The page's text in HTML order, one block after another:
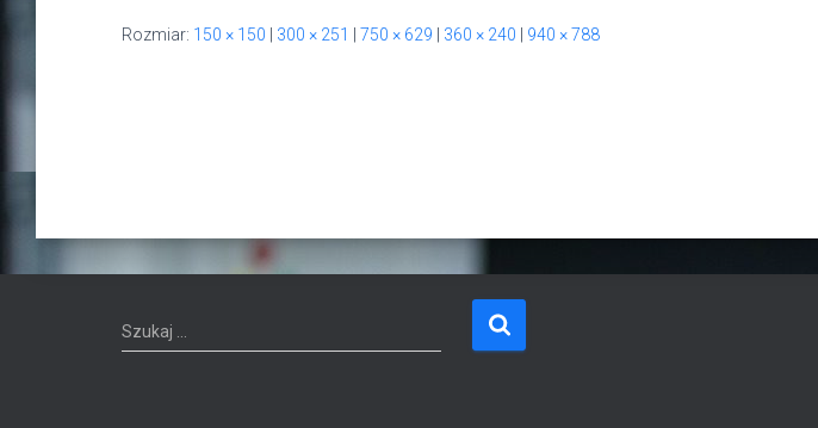
Rozmiar: 150 × 150 300 × 251 750 × 629 360 × 240 940 × 788
S
z
Szukaj …